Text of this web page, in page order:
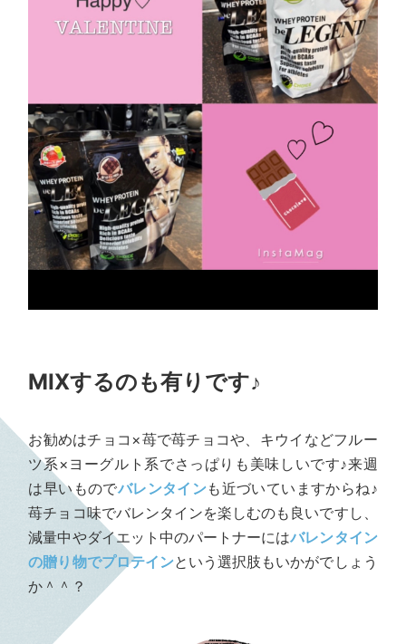
MIXするのも有りです♪
お勧めはチョコ×苺で苺チョコや、キウイなどフルー
ツ系×ヨーグルト系でさっぱりも美味しいです♪来週
は早いものでバレンタインも近づいていますからね♪
苺チョコ味でバレンタインを楽しむのも良いですし、
減量中やダイエット中のパートナーにはバレンタイン
の贈り物でプロテインという選択肢もいかがでしょう
か＾＾？